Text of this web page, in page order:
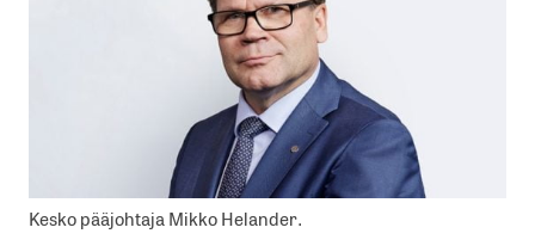
Kesko pääjohtaja Mikko Helander.